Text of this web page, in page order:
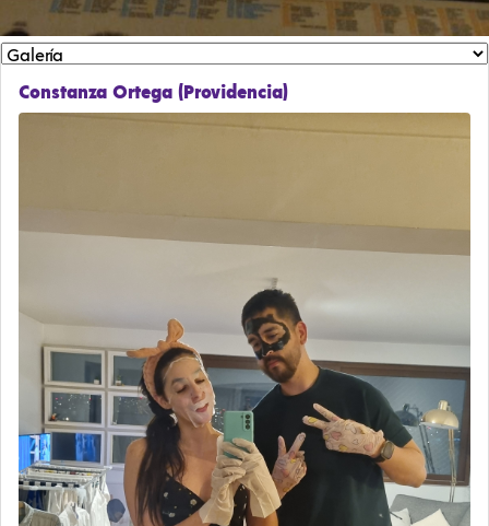
Constanza Ortega (Providencia)